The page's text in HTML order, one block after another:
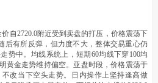
自2720.0附近受到卖盘的打压，价格震荡下
后有所反弹，但力度不大，整体交易重心仍
势中。均线系统上，短期60均线下穿100均
黄金走势维持偏空。亚盘时段，价格震荡于
改当下空头走势。日内操作上坚持逢高做